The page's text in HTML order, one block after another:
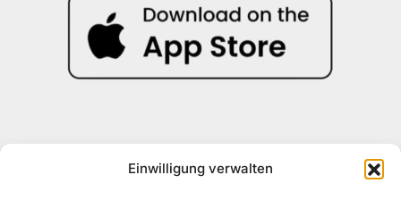
Einwilligung verwalten